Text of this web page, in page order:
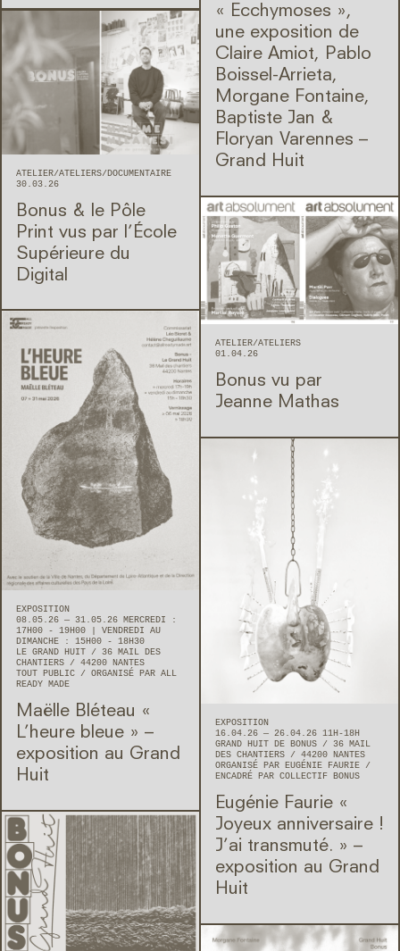
« Ecchymoses »,
une exposition de
Claire Amiot, Pablo
Boissel-Arrieta,
Morgane Fontaine,
Baptiste Jan &
Floryan Varennes –
Grand Huit
ATELIER ATELIERS
DOCUMENTAIRE
30.03.26
Bonus & le Pôle
Print vus par l’École
Supérieure du
Digital
ATELIER ATELIERS
01.04.26
Bonus vu par
Jeanne Mathas
EXPOSITION
08.05.26 — 31.05.26 MERCREDI :
17H00 - 19H00 | VENDREDI AU
DIMANCHE : 15H00 - 18H30
LE GRAND HUIT
36 MAIL DES
CHANTIERS
44200 NANTES
TOUT PUBLIC
ORGANISÉ PAR ALL
READY MADE
Maëlle Bléteau « ​
L’heure bleue » –
exposition au Grand
Huit
EXPOSITION
16.04.26 — 26.04.26 11H-18H
GRAND HUIT DE BONUS
36 MAIL
DES CHANTIERS
44200 NANTES
ORGANISÉ PAR EUGÉNIE FAURIE
ENCADRÉ PAR COLLECTIF BONUS
Eugénie Faurie « ​
Joyeux anniversaire !
J’ai transmuté. » –
exposition au Grand
Huit